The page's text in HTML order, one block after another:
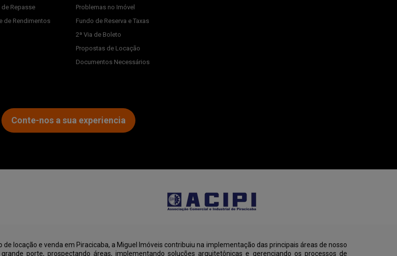
de Repasse
de Rendimentos
Problemas no Imóvel
Fundo de Reserva e Taxas
2ª Via de Boleto
Propostas de Locação
Documentos Necessários
Conte-nos a sua experiencia
locação e venda em Piracicaba, a Miguel Imóveis contribuiu na implementação das principais áreas de nosso
porte, prospectando áreas, implementando soluções arquitetônicas e gerenciando os processos de